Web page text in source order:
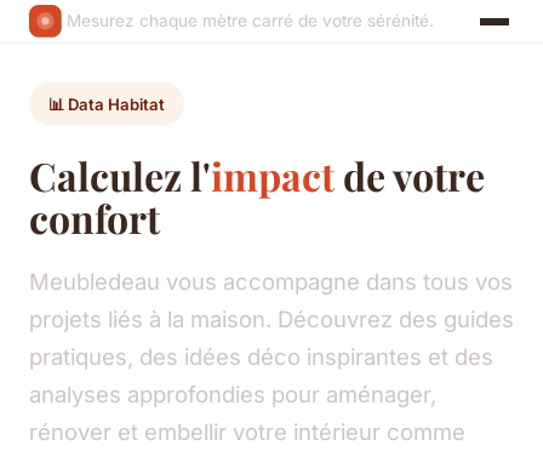
Mesurez chaque mètre carré de votre sérénité.
📊 Data Habitat
Calculez l'impactde votre
confort
Meubledeau vous accompagne dans tous vos
projets liés à la maison. Découvrez des guides
pratiques, des idées déco inspirantes et des
analyses approfondies pour aménager,
rénover et embellir votre intérieur comme